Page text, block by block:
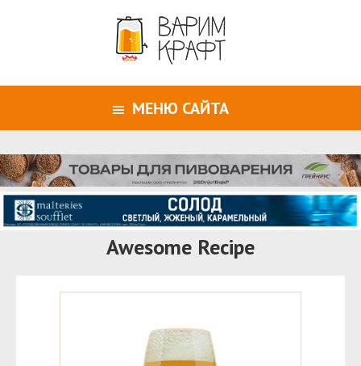
МЕНЮ САЙТА
Awesome Recipe